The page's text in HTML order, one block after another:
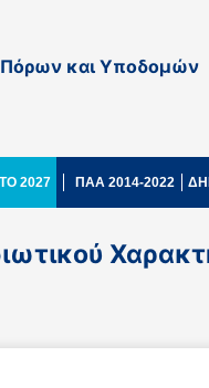
Πόρων και Υποδομών
2027 ΠΑΑ 2014-2022